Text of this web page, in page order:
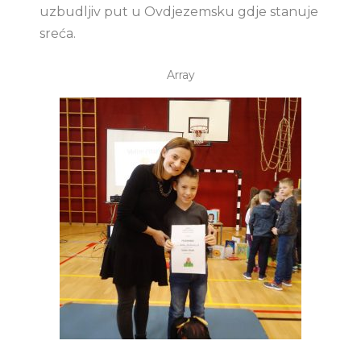
uzbudljiv put u Ovdjezemsku gdje stanuje
sreća.
Array